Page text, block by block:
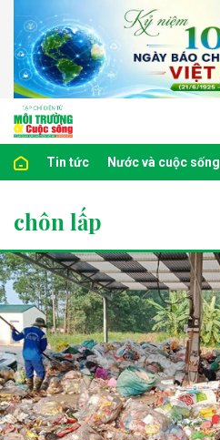
Tin tức Nước và cuộc sống
chôn lấp